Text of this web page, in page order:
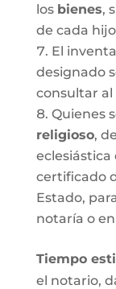
los bienes,
de cada
El
designado
consultar al
Quienes
religioso,
certificado
Estado,
notaría o
Tiempo
el notario,